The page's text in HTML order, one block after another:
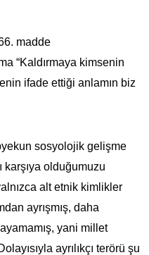
madde
“Kaldırmaya kimsenin
ifade ettiği anlamın biz
sosyolojik gelişme
olduğumuzu
alt etnik kimlikler
ayrışmış, daha
yani millet
ayrılıkçı terörü şu